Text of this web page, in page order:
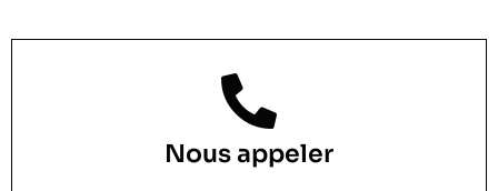
Nous appeler